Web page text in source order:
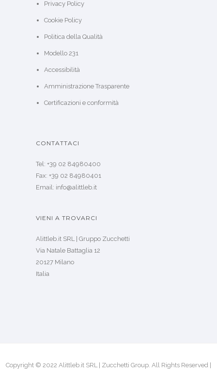
Privacy Policy
Cookie Policy
Politica della Qualità
Modello 231
Accessibilità
Amministrazione Trasparente
Certificazioni e conformità
CONTATTACI
Tel: +39 02 84980400
Fax: +39 02 84980401
Email: info@alittleb.it
VIENI A TROVARCI
Alittleb.it SRL | Gruppo Zucchetti
Via Natale Battaglia 12
20127 Milano
Italia
Copyright © 2022 Alittleb.it SRL | Zucchetti Group. All Rights Reserved |